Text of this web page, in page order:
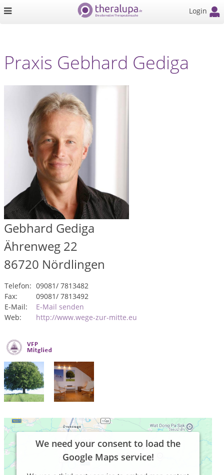
Login
Praxis Gebhard Gediga
Gebhard Gediga
Ährenweg 22
86720 Nördlingen
Telefon: 09081/ 7813482
Fax:
09081/ 7813492
E-Mail:
E-Mail senden
Web:
http://www.wege-zur-mitte.eu
We need your consent to load the
Google Maps service!